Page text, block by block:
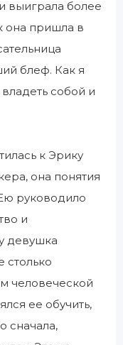
выиграла более
она пришла в
блеф. Как я
собой и
к Эрику
она понятия
руководило
и
девушка
столько
человеческой
ее обучить,
сначала,